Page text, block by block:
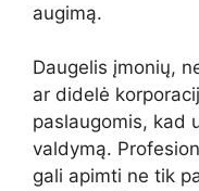
augimą.
Daugelis įmonių,
ar didelė
paslaugomis, kad
valdymą.
gali apimti ne tik